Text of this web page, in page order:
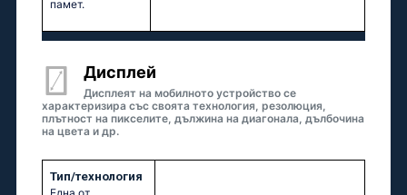
памет.
Дисплей
Дисплеят на мобилното устройство се
характеризира със своята технология, резолюция,
плътност на пикселите, дължина на диагонала, дълбочина
на цвета и др.
Тип/технология